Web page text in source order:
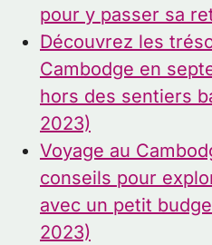
pour y passer sa
Découvrez les
Cambodge en
hors des sentiers
2023)
Voyage au
conseils pour
avec un petit
2023)